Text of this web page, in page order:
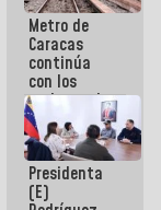
Metro de
Caracas
continúa
con los
trabajos de
mantenimiento
e inspección
en la Línea 2
Presidenta
(E)